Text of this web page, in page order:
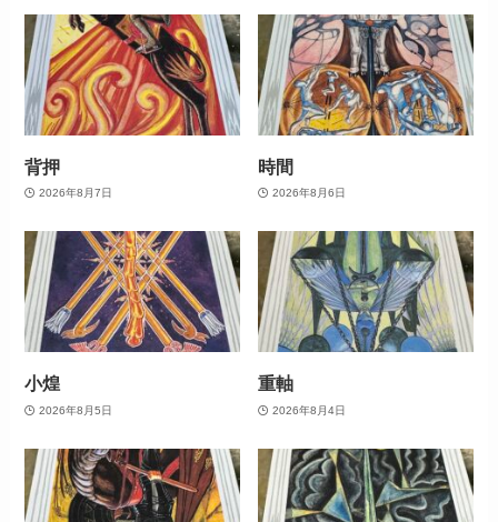
背押
2026年8月7日
時間
2026年8月6日
小煌
2026年8月5日
重軸
2026年8月4日